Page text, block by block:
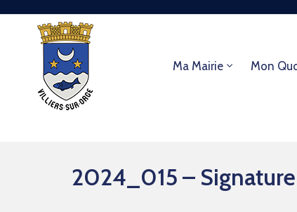
Ma Mairie Mon
2024_015 –